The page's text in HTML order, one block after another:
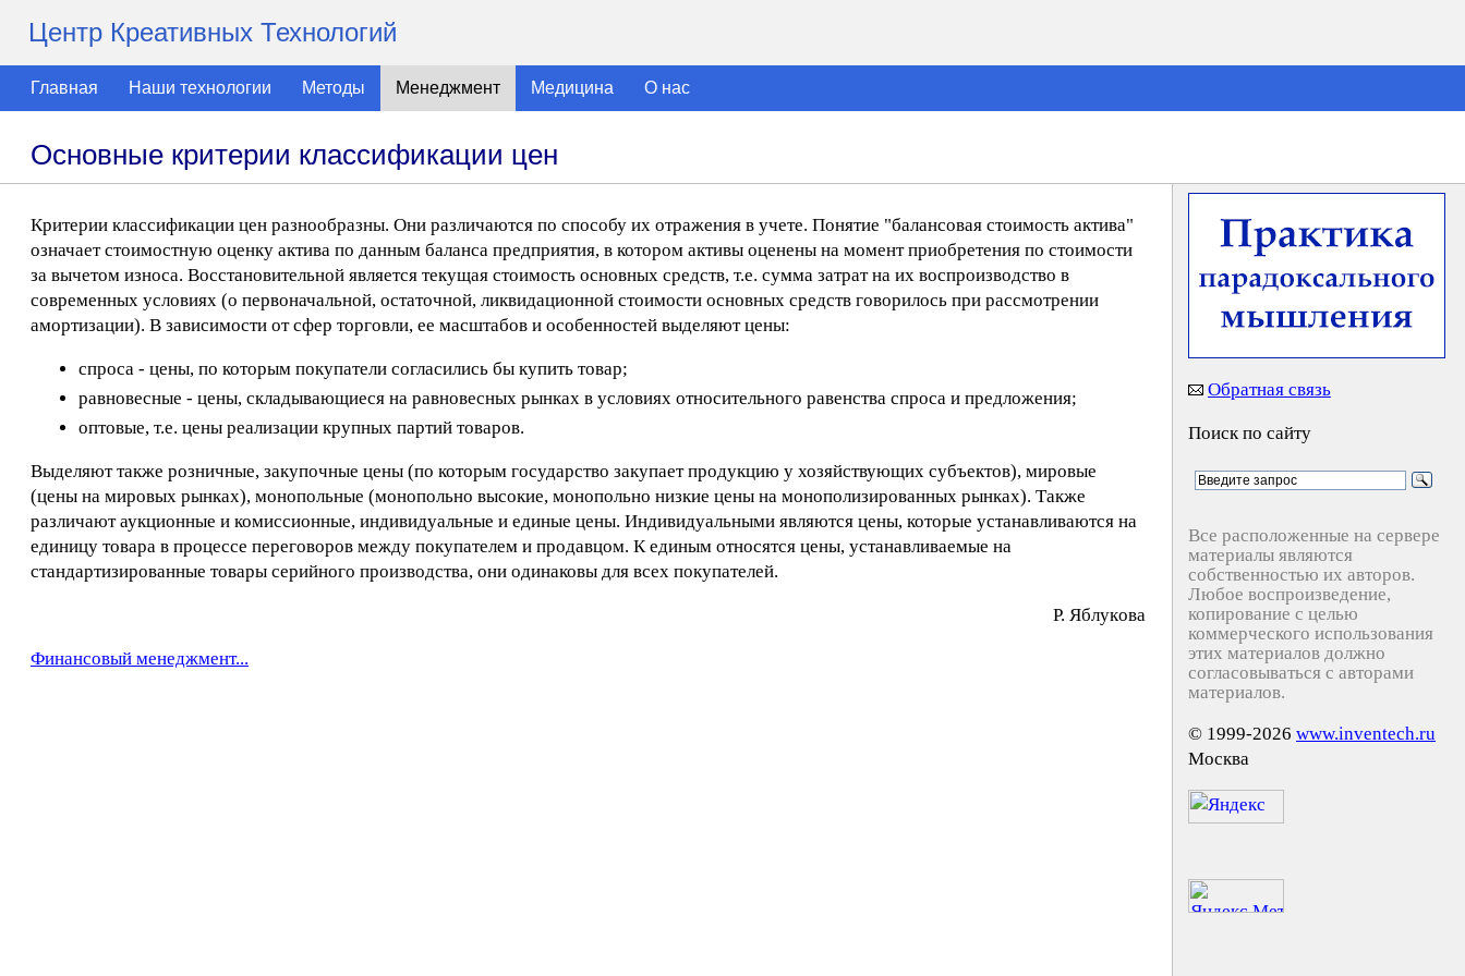
Центр Креативных Технологий
Главная Наши технологии Методы Менеджмент Медицина О нас
Основные критерии классификации цен
Критерии классификации цен разнообразны. Они различаются по способу их отражения в учете. Понятие "балансовая стоимость актива"
означает стоимостную оценку актива по данным баланса предприятия, в котором активы оценены на момент приобретения по стоимости
за вычетом износа. Восстановительной является текущая стоимость основных средств, т.е. сумма затрат на их воспроизводство в
современных условиях (о первоначальной, остаточной, ликвидационной стоимости основных средств говорилось при рассмотрении
амортизации). В зависимости от сфер торговли, ее масштабов и особенностей выделяют цены:
спроса - цены, по которым покупатели согласились бы купить товар;
равновесные - цены, складывающиеся на равновесных рынках в условиях относительного равенства спроса и предложения;
оптовые, т.е. цены реализации крупных партий товаров.
Выделяют также розничные, закупочные цены (по которым государство закупает продукцию у хозяйствующих субъектов), мировые
(цены на мировых рынках), монопольные (монопольно высокие, монопольно низкие цены на монополизированных рынках). Также
различают аукционные и комиссионные, индивидуальные и единые цены. Индивидуальными являются цены, которые устанавливаются на
единицу товара в процессе переговоров между покупателем и продавцом. К единым относятся цены, устанавливаемые на
стандартизированные товары серийного производства, они одинаковы для всех покупателей.
P. Яблyкoвa
Финансовый менеджмент...
Обратная связь
Поиск по сайту
Все расположенные на сервере
материалы являются
собственностью их авторов.
Любое воспроизведение,
копирование с целью
коммерческого использования
этих материалов должно
согласовываться с авторами
материалов.
© 1999-2026 www.inventech.ru
Москва